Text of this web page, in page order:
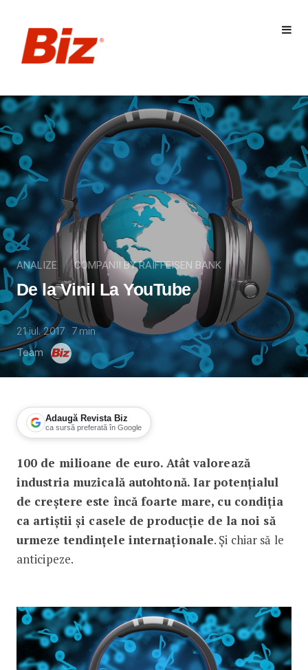
ANALIZE COMPANII BY RAIFFEISEN BANK
De la Vinil La YouTube
21 iul. 2017 7min
Team
Adaugă Revista Biz
ca sursă preferată în Google
De la Vinil La YouTube
100 de milioane de euro. Atât valorează
industria muzicală autohtonă. Iar potențialul
de creștere este încă foarte mare, cu condiția
ca artiștii și casele de producție de la noi să
urmeze tendințele internaționale. Și chiar să le
anticipeze.